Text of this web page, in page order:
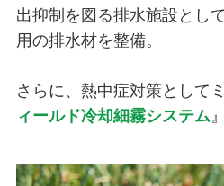
出抑制を図る排水施設とし
用の排水材を整備。
さらに、熱中症対策として
ィールド冷却細霧システム